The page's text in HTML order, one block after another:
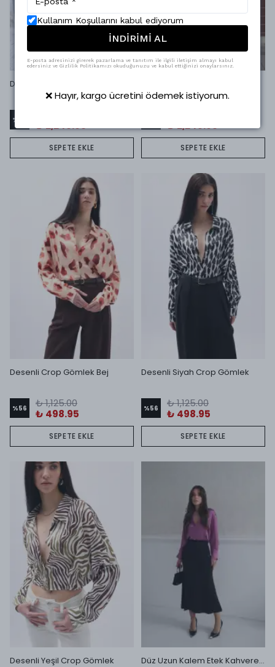
Deri trençkot Kahverengi
%
₺ 2,248.95
SEPETE EKLE
₺ 2,248.95
SEPETE EKLE
Desenli Crop Gömlek Bej
%56
₺ 1,125.00
₺ 498.95
SEPETE EKLE
Desenli Siyah Crop Gömlek
%56
₺ 1,125.00
₺ 498.95
SEPETE EKLE
Desenli Yeşil Crop Gömlek Düz Uzun Kalem Etek Kahverengi
Kullanım Koşullarını kabul ediyorum
İNDİRİMİ AL
E-posta adresinizi girerek pazarlama ve tanıtım ile ilgili iletişim almayı kabul
edersiniz ve Gizlilik Politikamızı okuduğunuzu ve kabul ettiğinizi onaylarsınız.
❌ Hayır, kargo ücretini ödemek istiyorum.